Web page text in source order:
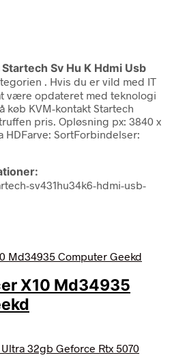
Sv Hu K Hdmi Usb
. Hvis du er vild med IT
være opdateret med teknologi
køb KVM-kontakt Startech
pris. Opløsning px: 3840 x
HDFarve: SortForbindelser:
sv431hu34k6-hdmi-usb-
X10 Md34935